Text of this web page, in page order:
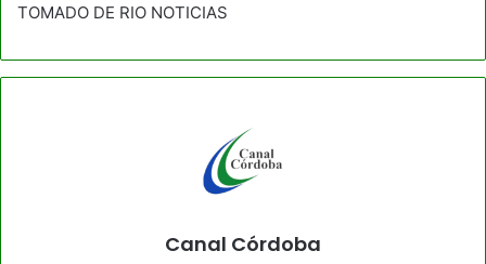
TOMADO DE RIO NOTICIAS
Canal Córdoba